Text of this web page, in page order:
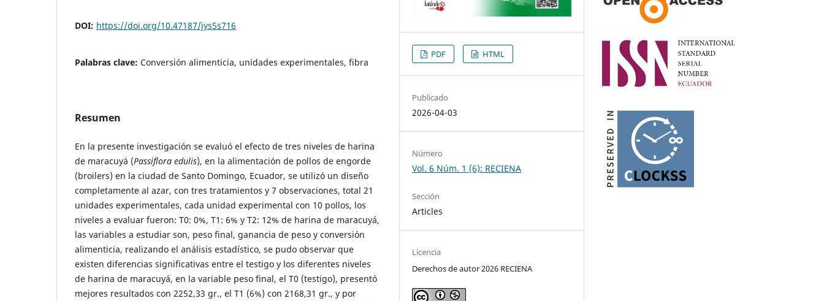
DOI: https://doi.org/10.47187/jys5s716
Palabras clave: Conversión alimenticia, unidades experimentales, fibra
Resumen
En la presente investigación se evaluó el efecto de tres niveles de harina
de maracuyá (Passiflora edulis), en la alimentación de pollos de engorde
(broilers) en la ciudad de Santo Domingo, Ecuador, se utilizó un diseño
completamente al azar, con tres tratamientos y 7 observaciones, total 21
unidades experimentales, cada unidad experimental con 10 pollos, los
niveles a evaluar fueron: T0: 0%, T1: 6% y T2: 12% de harina de maracuyá,
las variables a estudiar son, peso final, ganancia de peso y conversión
alimenticia, realizando el análisis estadístico, se pudo observar que
existen diferencias significativas entre el testigo y los diferentes niveles
de harina de maracuyá, en la variable peso final, el T0 (testigo), presentó
mejores resultados con 2252,33 gr., el T1 (6%) con 2168,31 gr., y por
PDF HTML
Publicado
2026-04-03
Número
Vol. 6 Núm. 1 (6): RECIENA
Sección
Articles
Licencia
Derechos de autor 2026 RECIENA